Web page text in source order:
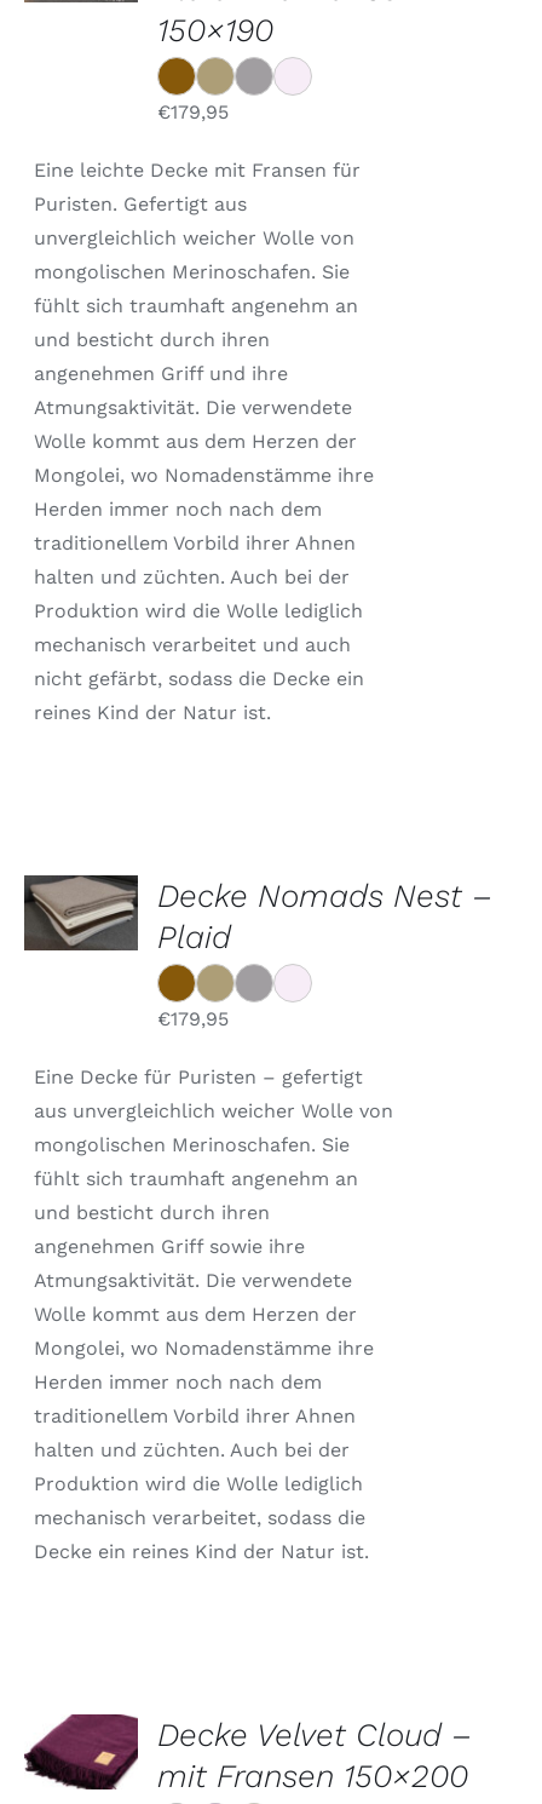
VARIANTEN
KÖNNEN
DER
PRODUKTSEITE
GEWÄHLT
WERDEN
DETAILS
150×190
€179,95
Eine leichte Decke mit Fransen für
Puristen. Gefertigt aus
unvergleichlich weicher Wolle von
mongolischen Merinoschafen. Sie
fühlt sich traumhaft angenehm an
und besticht durch ihren
angenehmen Griff und ihre
Atmungsaktivität. Die verwendete
Wolle kommt aus dem Herzen der
Mongolei, wo Nomadenstämme ihre
Herden immer noch nach dem
traditionellem Vorbild ihrer Ahnen
halten und züchten. Auch bei der
Produktion wird die Wolle lediglich
mechanisch verarbeitet und auch
nicht gefärbt, sodass die Decke ein
reines Kind der Natur ist.
OPTIONEN
WÄHLEN
DIESES
PRODUKT
VARIANTEN
DIE
OPTIONEN
KÖNNEN
AUF
DER
PRODUKTSEITE
GEWÄHLT
WERDEN
/
DETAILS
Decke Nomads Nest –
Plaid
€179,95
Eine Decke für Puristen – gefertigt
aus unvergleichlich weicher Wolle von
mongolischen Merinoschafen. Sie
fühlt sich traumhaft angenehm an
und besticht durch ihren
angenehmen Griff sowie ihre
Atmungsaktivität. Die verwendete
Wolle kommt aus dem Herzen der
Mongolei, wo Nomadenstämme ihre
Herden immer noch nach dem
traditionellem Vorbild ihrer Ahnen
halten und züchten. Auch bei der
Produktion wird die Wolle lediglich
mechanisch verarbeitet, sodass die
Decke ein reines Kind der Natur ist.
OPTIONEN
WÄHLEN
DIESES
PRODUKT
/
DETAILS
Decke Velvet Cloud –
mit Fransen 150×200